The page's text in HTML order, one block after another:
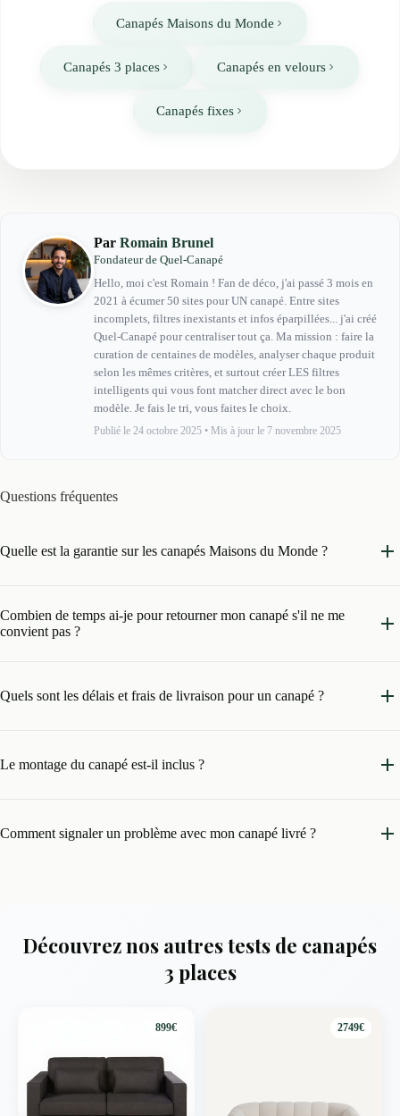
Canapés Maisons du Monde
Canapés 3 places Canapés en velours
Canapés fixes
Par Romain Brunel
Fondateur de Quel-Canapé
Hello, moi c'est Romain ! Fan de déco, j'ai passé 3 mois en
2021 à écumer 50 sites pour UN canapé. Entre sites
incomplets, filtres inexistants et infos éparpillées... j'ai créé
Quel-Canapé pour centraliser tout ça. Ma mission : faire la
curation de centaines de modèles, analyser chaque produit
selon les mêmes critères, et surtout créer LES filtres
intelligents qui vous font matcher direct avec le bon
modèle. Je fais le tri, vous faites le choix.
Publié le 24 octobre 2025 • Mis à jour le 7 novembre 2025
Questions fréquentes
Quelle est la garantie sur les canapés Maisons du Monde ?
Combien de temps ai-je pour retourner mon canapé s'il ne me
convient pas ?
Quels sont les délais et frais de livraison pour un canapé ?
Le montage du canapé est-il inclus ?
Comment signaler un problème avec mon canapé livré ?
Découvrez nos autres tests de canapés
3 places
899€ 2749€